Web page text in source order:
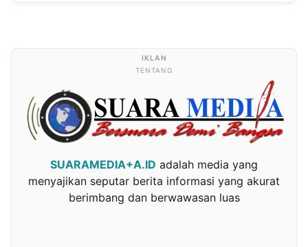
TENTANG
SUARAMEDIA+A.ID adalah media yang
menyajikan seputar berita informasi yang akurat
berimbang dan berwawasan luas